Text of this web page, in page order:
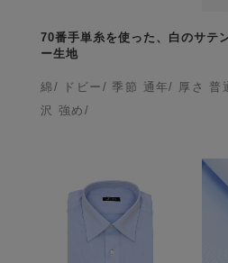
70番手単糸を使った、白のサテ
ー生地
綿/ ドビー/ 季節 通年/ 厚さ 普
沢 強め/